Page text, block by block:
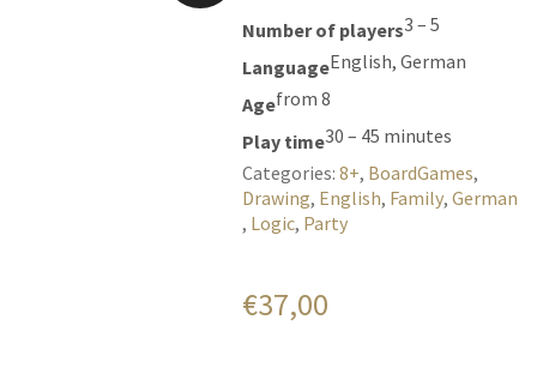
Number of players3 – 5
LanguageEnglish, German
Agefrom 8
Play time30 – 45 minutes
Categories: 8+, BoardGames,
Drawing, English, Family, German
, Logic, Party
€37,00